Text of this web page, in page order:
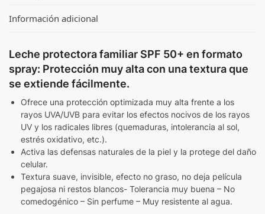
Información adicional
Leche protectora familiar SPF 50+ en formato
spray: Protección muy alta con una textura que
se extiende fácilmente.
Ofrece una protección optimizada muy alta frente a los
rayos UVA/UVB para evitar los efectos nocivos de los rayos
UV y los radicales libres (quemaduras, intolerancia al sol,
estrés oxidativo, etc.).
Activa las defensas naturales de la piel y la protege del daño
celular.
Textura suave, invisible, efecto no graso, no deja película
pegajosa ni restos blancos- Tolerancia muy buena – No
comedogénico – Sin perfume – Muy resistente al agua.